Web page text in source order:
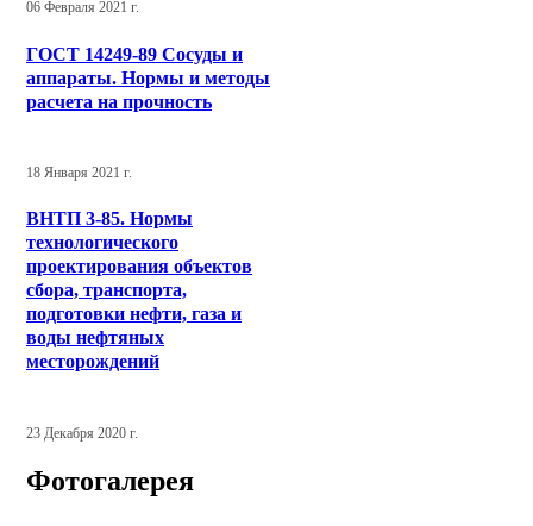
06 Февраля 2021 г.
ГОСТ 14249-89 Сосуды и
аппараты. Нормы и методы
расчета на прочность
18 Января 2021 г.
ВНТП 3-85. Нормы
технологического
проектирования объектов
сбора, транспорта,
подготовки нефти, газа и
воды нефтяных
месторождений
23 Декабря 2020 г.
Фотогалерея